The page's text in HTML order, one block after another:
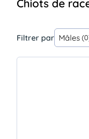
Assurances
Connexion
Chiots de
Filtrer par Mâles